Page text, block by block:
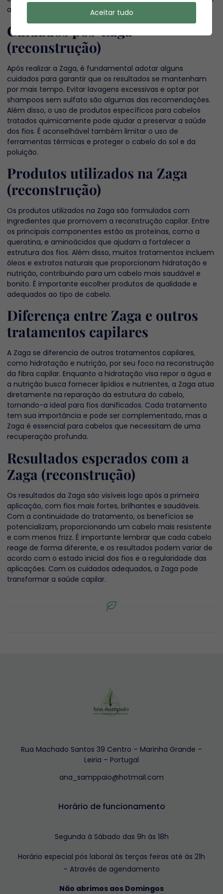
a um efeito contrário.
Cuidados pós-Zaga
(reconstrução)
Após realizar a Zaga, é fundamental adotar alguns
cuidados para garantir que os resultados se mantenham
por mais tempo. Evitar lavagens excessivas e optar por
shampoos sem sulfato são algumas das recomendações.
Além disso, o uso de produtos específicos para cabelos
tratados quimicamente pode ajudar a preservar a saúde
dos fios. É aconselhável também limitar o uso de
ferramentas térmicas e proteger o cabelo do sol e da
poluição.
Produtos utilizados na Zaga
(reconstrução)
Os produtos utilizados na Zaga são formulados com
ingredientes que promovem a reconstrução capilar. Entre
os principais componentes estão as proteínas, como a
queratina, e aminoácidos que ajudam a fortalecer a
estrutura dos fios. Além disso, muitos tratamentos incluem
óleos e extratos naturais que proporcionam hidratação e
nutrição, contribuindo para um cabelo mais saudável e
bonito. É importante escolher produtos de qualidade e
adequados ao tipo de cabelo.
Diferença entre Zaga e outros
tratamentos capilares
A Zaga se diferencia de outros tratamentos capilares,
como hidratação e nutrição, por seu foco na reconstrução
da fibra capilar. Enquanto a hidratação visa repor a água e
a nutrição busca fornecer lipídios e nutrientes, a Zaga atua
diretamente na reparação da estrutura do cabelo,
tornando-a ideal para fios danificados. Cada tratamento
tem sua importância e pode ser complementado, mas a
Zaga é essencial para cabelos que necessitam de uma
recuperação profunda.
Resultados esperados com a
Zaga (reconstrução)
Os resultados da Zaga são visíveis logo após a primeira
aplicação, com fios mais fortes, brilhantes e saudáveis.
Com a continuidade do tratamento, os benefícios se
potencializam, proporcionando um cabelo mais resistente
e com menos frizz. É importante lembrar que cada cabelo
reage de forma diferente, e os resultados podem variar de
acordo com o estado inicial dos fios e a regularidade das
aplicações. Com os cuidados adequados, a Zaga pode
transformar a saúde capilar.
Rua Machado Santos 39 Centro – Marinha Grande –
Leiria – Portugal
ana_samppaio@hotmail.com
Horário de funcionamento
Segunda à Sábado das 9h às 18h
Horário especial pós laboral às terças feiras até às 21h
– Através de agendamento
Não abrimos aos Domingos
Aceitar tudo